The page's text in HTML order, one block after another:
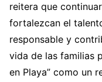
reitera que
fortalezcan el
responsable y
vida de las familias
en Playa” como un